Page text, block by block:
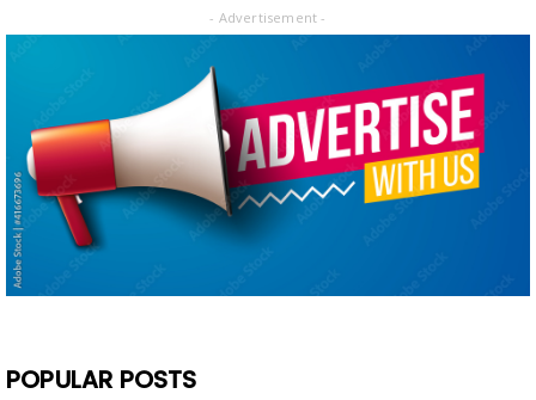
- Advertisement -
POPULAR POSTS